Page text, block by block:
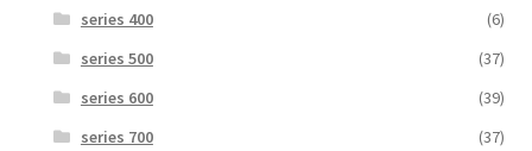
series 400
(6)
series 500
(37)
series 600
(39)
series 700
(37)